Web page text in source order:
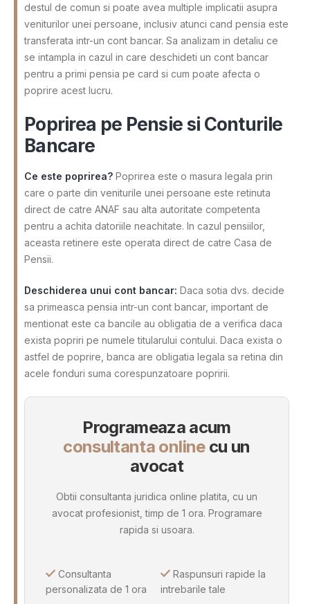
destul de comun si poate avea multiple implicatii asupra
veniturilor unei persoane, inclusiv atunci cand pensia este
transferata intr-un cont bancar. Sa analizam in detaliu ce
se intampla in cazul in care deschideti un cont bancar
pentru a primi pensia pe card si cum poate afecta o
poprire acest lucru.
Poprirea pe Pensie si Conturile
Bancare
Ce este poprirea? Poprirea este o masura legala prin
care o parte din veniturile unei persoane este retinuta
direct de catre ANAF sau alta autoritate competenta
pentru a achita datoriile neachitate. In cazul pensiilor,
aceasta retinere este operata direct de catre Casa de
Pensii.
Deschiderea unui cont bancar: Daca sotia dvs. decide
sa primeasca pensia intr-un cont bancar, important de
mentionat este ca bancile au obligatia de a verifica daca
exista popriri pe numele titularului contului. Daca exista o
astfel de poprire, banca are obligatia legala sa retina din
acele fonduri suma corespunzatoare popririi.
Programeaza acum
consultanta onlinecu un
avocat
Obtii consultanta juridica online platita, cu un
avocat profesionist, timp de 1 ora. Programare
rapida si usoara.
Consultanta
personalizata de 1 ora
Raspunsuri rapide la
intrebarile tale